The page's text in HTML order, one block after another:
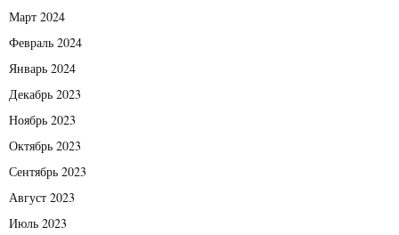
Март 2024
Февраль 2024
Январь 2024
Декабрь 2023
Ноябрь 2023
Октябрь 2023
Сентябрь 2023
Август 2023
Июль 2023